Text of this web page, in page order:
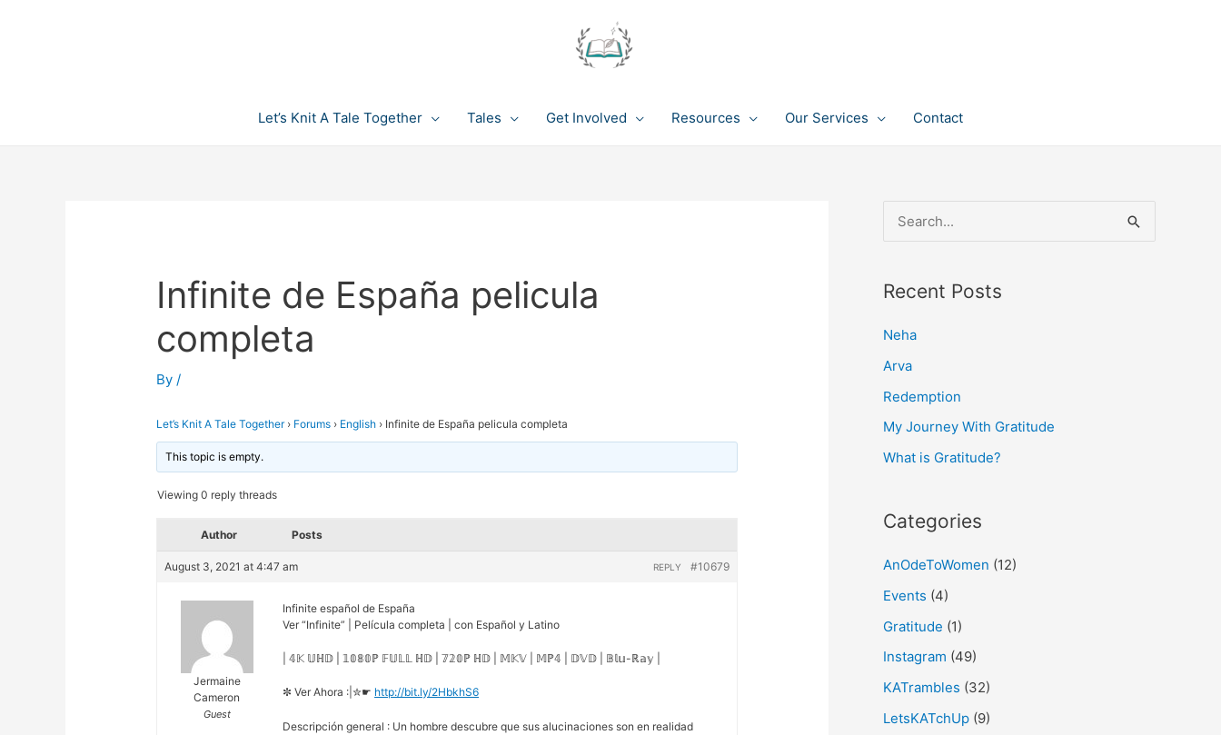
Let’s Knit A Tale Together Tales Get Involved Resources Our Services Contact
Infinite de España pelicula
completa
By/
Let’s Knit A Tale Together › Forums › English › Infinite de España pelicula completa
This topic is empty.
Viewing 0 reply threads
Author Posts
August 3, 2021 at 4:47 am #10679
REPLY
Jermaine
Cameron
Guest
Infinite español de España
Ver “Infinite” | Película completa | con Español y Latino
| 𝟜𝕂 𝕌ℍ𝔻 | 𝟙𝟘𝟠𝟘ℙ 𝔽𝕌𝕃𝕃 ℍ𝔻 | 𝟟𝟚𝟘ℙ ℍ𝔻 | 𝕄𝕂𝕍 | 𝕄ℙ𝟜 | 𝔻𝕍𝔻 | 𝔹𝕝𝕦-ℝ𝕒𝕪 |
✼ Ver Ahora :|✮☛ http://bit.ly/2HbkhS6
Descripción general : Un hombre descubre que sus alucinaciones son en realidad
e
r
f
o
r
:
Recent Posts
Neha
Arva
Redemption
My Journey With Gratitude
What is Gratitude?
Categories
AnOdeToWomen (12)
Events (4)
Gratitude (1)
Instagram (49)
KATrambles (32)
LetsKATchUp (9)